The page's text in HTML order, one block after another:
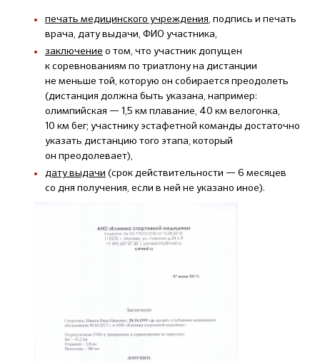
печать медицинского учреждения, подпись и печать
врача, дату выдачи, ФИО участника,
заключение о том, что участник допущен
к соревнованиям по триатлону на дистанции
не меньше той, которую он собирается преодолеть
(дистанция должна быть указана, например:
олимпийская — 1,5 км плавание, 40 км велогонка,
10 км бег; участнику эстафетной команды достаточно
указать дистанцию того этапа, который
он преодолевает),
дату выдачи (срок действительности — 6 месяцев
со дня получения, если в ней не указано иное).